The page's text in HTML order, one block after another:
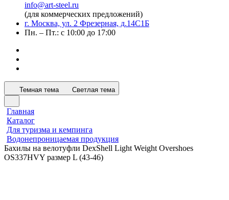
info@art-steel.ru
(для коммерческих предложений)
г. Москва, ул. 2 Фрезерная, д.14С1Б
Пн. – Пт.: с 10:00 до 17:00
Темная тема Светлая тема
Главная
Каталог
Для туризма и кемпинга
Водонепроницаемая продукция
Бахилы на велотуфли DexShell Light Weight Overshoes
OS337HVY размер L (43-46)